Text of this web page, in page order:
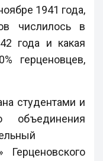
1941 года,
числилось в
года и какая
герценовцев,
студентами и
объединения